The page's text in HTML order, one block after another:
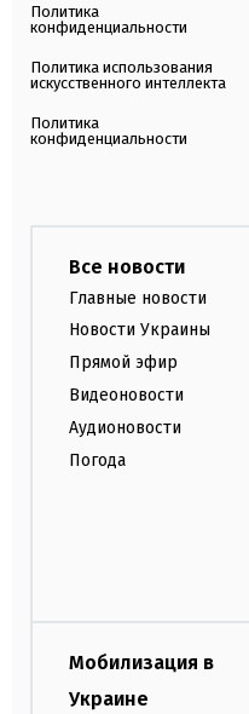
Политика
конфиденциальности
Политика использования
искусственного интеллекта
Политика
конфиденциальности
Все новости
Главные новости
Новости Украины
Прямой эфир
Видеоновости
Аудионовости
Погода
Мобилизация в
Украине